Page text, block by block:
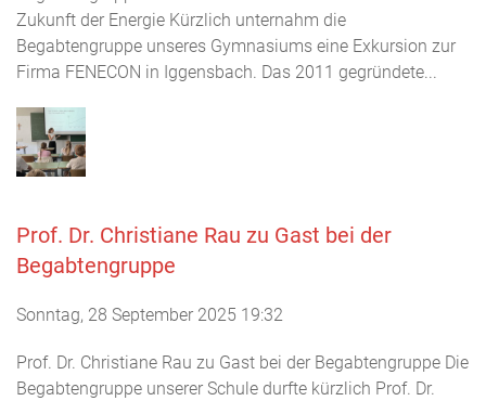
Zukunft der Energie Kürzlich unternahm die
Begabtengruppe unseres Gymnasiums eine Exkursion zur
Firma FENECON in Iggensbach. Das 2011 gegründete...
Prof. Dr. Christiane Rau zu Gast bei der
Begabtengruppe
Sonntag, 28 September 2025 19:32
Prof. Dr. Christiane Rau zu Gast bei der Begabtengruppe Die
Begabtengruppe unserer Schule durfte kürzlich Prof. Dr.